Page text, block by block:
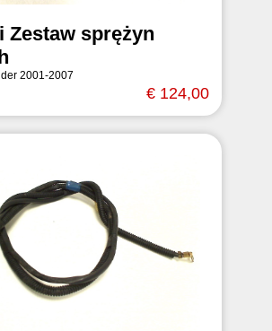
Zestaw sprężyn
2001-2007
€ 124,00